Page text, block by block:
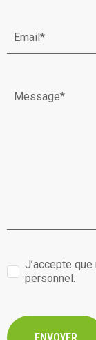
J’accepte
personnel.